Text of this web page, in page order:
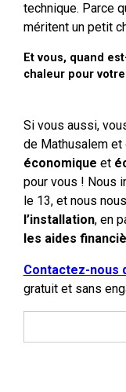
technique. Parce
méritent un petit
Et vous, quand
chaleur pour
Si vous aussi,
de Mathusalem et
économique et
pour vous ! Nous
le 13, et nous
l’installation, en
les aides
Contactez-nous
gratuit et sans